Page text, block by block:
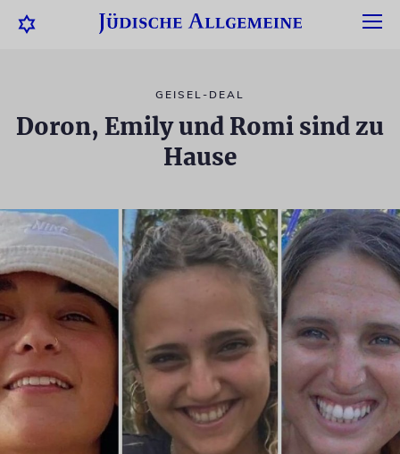
GEISEL-DEAL
Doron, Emily und Romi sind zu
Hause